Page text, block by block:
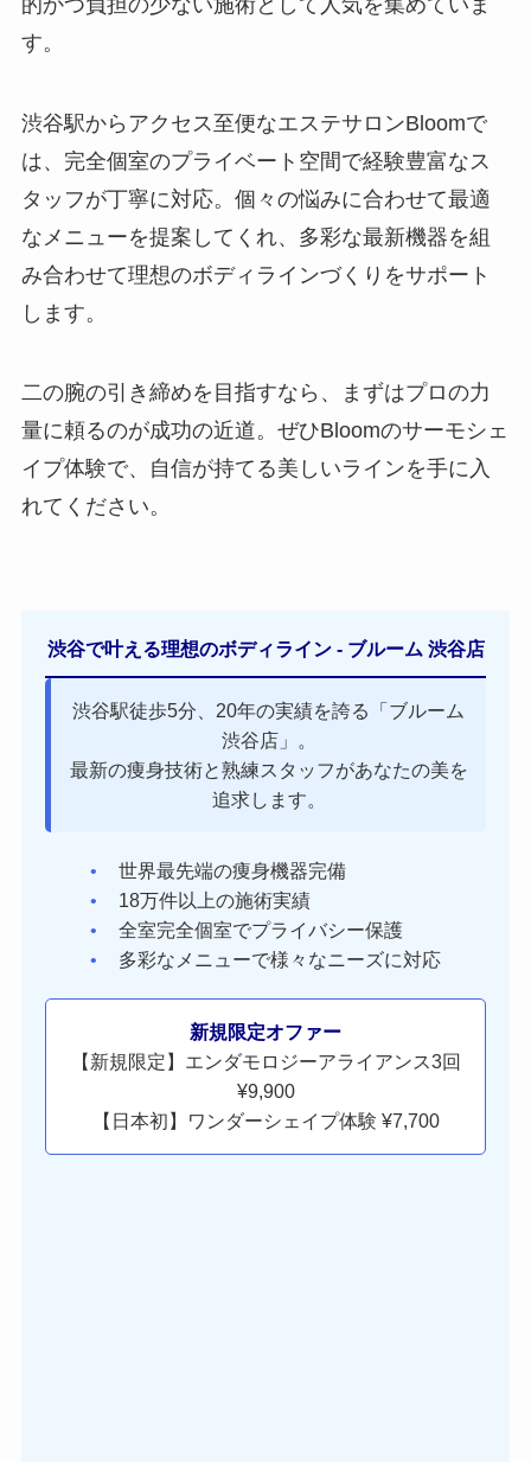
す。
渋谷駅からアクセス至便なエステサロンBloomで
は、完全個室のプライベート空間で経験豊富なス
タッフが丁寧に対応。個々の悩みに合わせて最適
なメニューを提案してくれ、多彩な最新機器を組
み合わせて理想のボディラインづくりをサポート
します。
二の腕の引き締めを目指すなら、まずはプロの力
量に頼るのが成功の近道。ぜひBloomのサーモシェ
イプ体験で、自信が持てる美しいラインを手に入
れてください。
渋谷で叶える理想のボディライン - ブルーム 渋谷店
渋谷駅徒歩5分、20年の実績を誇る「ブルーム
渋谷店」。
最新の痩身技術と熟練スタッフがあなたの美を
追求します。
世界最先端の痩身機器完備
18万件以上の施術実績
全室完全個室でプライバシー保護
多彩なメニューで様々なニーズに対応
新規限定オファー
【新規限定】エンダモロジーアライアンス3回
¥9,900
【日本初】ワンダーシェイプ体験 ¥7,700